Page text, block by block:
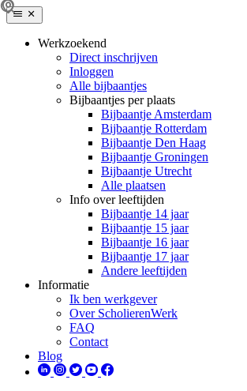
Werkzoekend
Direct inschrijven
Inloggen
Alle bijbaantjes
Bijbaantjes per plaats
Bijbaantje Amsterdam
Bijbaantje Rotterdam
Bijbaantje Den Haag
Bijbaantje Groningen
Bijbaantje Utrecht
Alle plaatsen
Info over leeftijden
Bijbaantje 14 jaar
Bijbaantje 15 jaar
Bijbaantje 16 jaar
Bijbaantje 17 jaar
Andere leeftijden
Informatie
Ik ben werkgever
Over ScholierenWerk
FAQ
Contact
Blog